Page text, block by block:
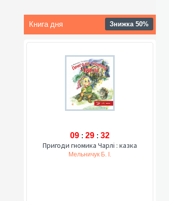
Книга дня Знижка 50%
09 : 29 : 31
Пригоди гномика Чарлі : казка
Мельничук Б. І.